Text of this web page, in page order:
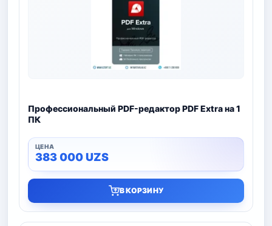
Профессиональный PDF-редактор PDF Extra на 1
ПК
383 000UZS
В КОРЗИНУ